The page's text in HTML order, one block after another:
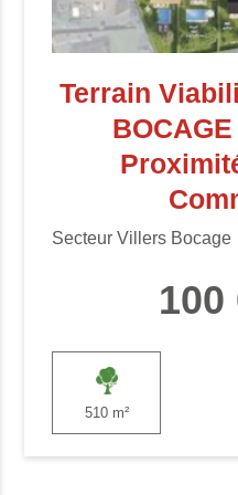
Terrain
Secteur Villers Bocage
100
510 m²